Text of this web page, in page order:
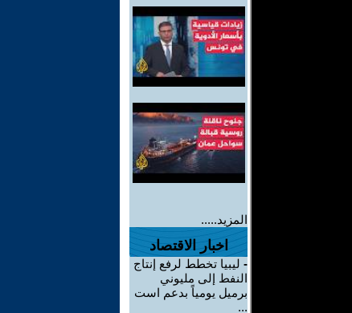
المزيد.....
اخبار الاقتصاد
- ليبيا تخطط لرفع إنتاج
النفط إلى مليوني
برميل يومياً بدعم است
...